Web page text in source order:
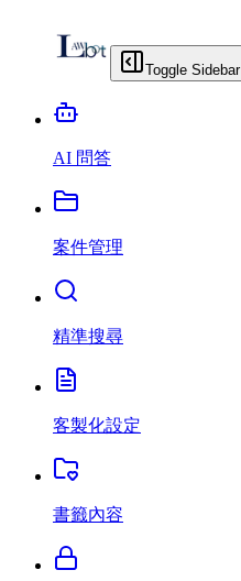
Toggle Sidebar
AI 問答
案件管理
精準搜尋
客製化設定
書籤內容